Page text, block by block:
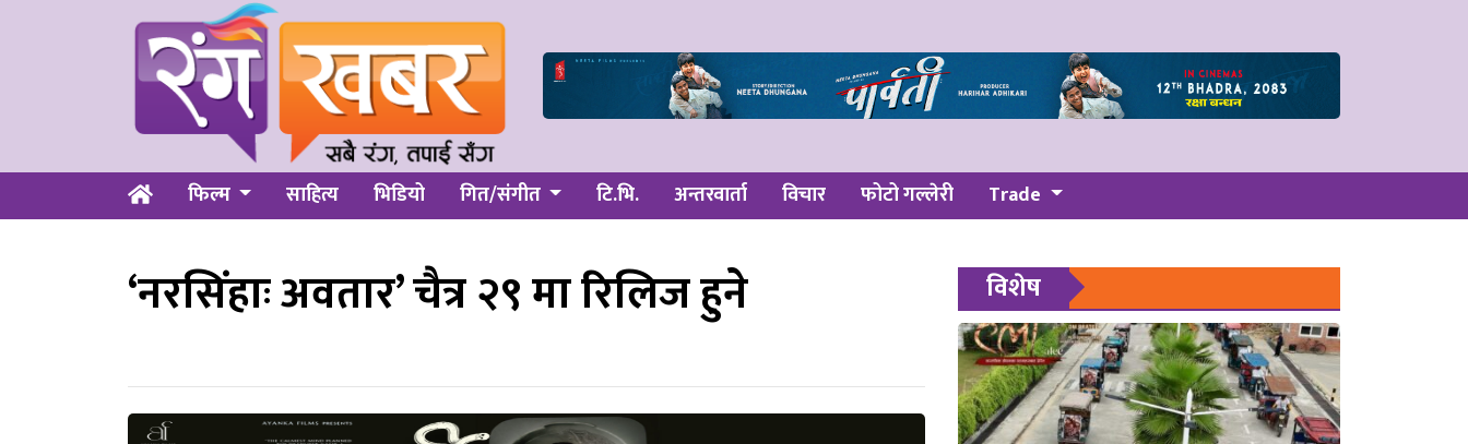
फिल्म साहित्य भिडियो गित/संगीत टि.भि. अन्तरवार्ता विचार फोटो गल्लेरी Trade
‘नरसिंहाः अवतार’ चैत्र २९ मा रिलिज हुने विशेष